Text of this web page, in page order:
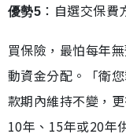
優勢5 ：自選交保
買保險，最怕每年
動資金分配。「衛
款期內維持不變，
10年、15年或20年